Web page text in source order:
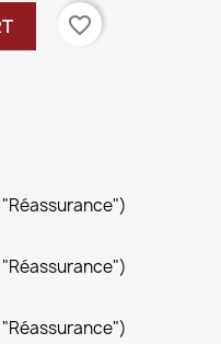
favorite_border